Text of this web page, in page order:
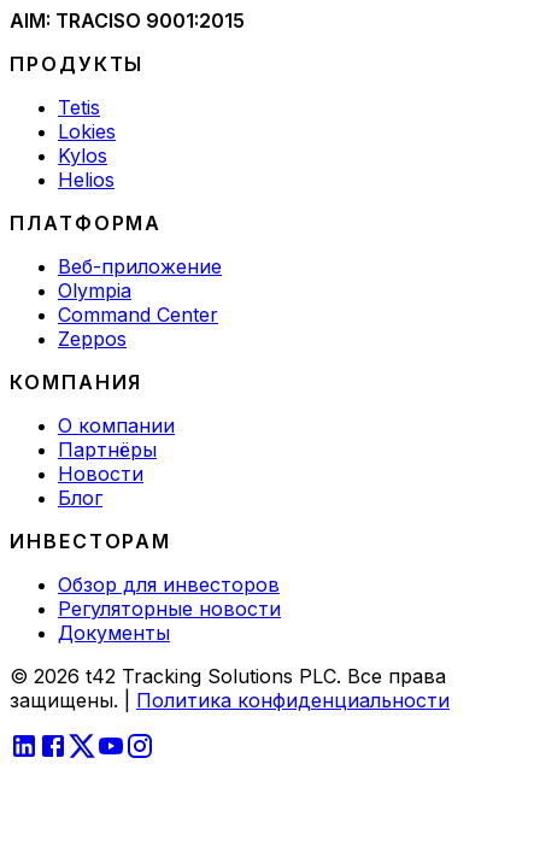
AIM: TRACISO 9001:2015
ПРОДУКТЫ
Tetis
Lokies
Kylos
Helios
ПЛАТФОРМА
Веб-приложение
Olympia
Command Center
Zeppos
КОМПАНИЯ
О компании
Партнёры
Новости
Блог
ИНВЕСТОРАМ
Обзор для инвесторов
Регуляторные новости
Документы
© 2026 t42 Tracking Solutions PLC. Все права
защищены.
Политика конфиденциальности